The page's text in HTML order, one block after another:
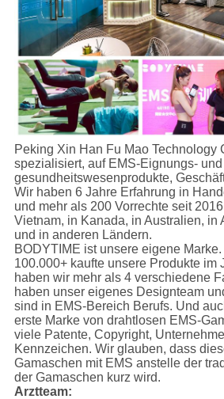
Peking Xin Han Fu Mao Technology
spezialisiert, auf EMS-Eignungs- und
gesundheitswesenprodukte,
Wir haben 6 Jahre Erfahrung in
und mehr als 200 Vorrechte seit
Vietnam, in Kanada, in Australien, in
und in anderen Ländern.
BODYTIME ist unsere eigene Marke.
100.000+ kaufte unsere Produkte im
haben wir mehr als 4 verschiedene
haben unser eigenes Designteam
sind in EMS-Bereich Berufs. Und
erste Marke von drahtlosen EMS-
viele Patente, Copyright,
Kennzeichen. Wir glauben, dass
Gamaschen mit EMS anstelle der
der Gamaschen kurz wird.
Arztteam: